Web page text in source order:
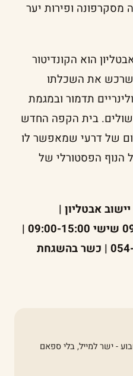
מסקרפונה ופירות יער
הוא הקונדיטור
שרכש את השכלתו
תדמור ובמגמת
בית הקפה החדש
של דרעי שמאפשר לו
הנוף הפסטורלי של
אבטליון |
ראשון-חמישי 09:00-16:00 שישי 09:00-15:00 |
הזמנות בטלפון 054-6847376 | כשר בהשגחת
- ישר למייל, בלי ספאם